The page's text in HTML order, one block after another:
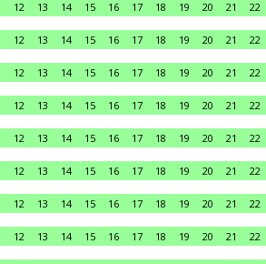
12 13 14 15 16 17 18 19 20 21 22
12 13 14 15 16 17 18 19 20 21 22
12 13 14 15 16 17 18 19 20 21 22
12 13 14 15 16 17 18 19 20 21 22
12 13 14 15 16 17 18 19 20 21 22
12 13 14 15 16 17 18 19 20 21 22
12 13 14 15 16 17 18 19 20 21 22
12 13 14 15 16 17 18 19 20 21 22